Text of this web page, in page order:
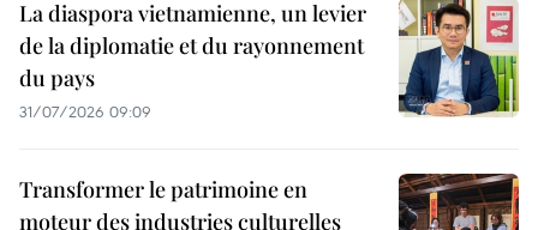
La diaspora vietnamienne, un levier
de la diplomatie et du rayonnement
du pays
31/07/2026 09:09
Transformer le patrimoine en
moteur des industries culturelles